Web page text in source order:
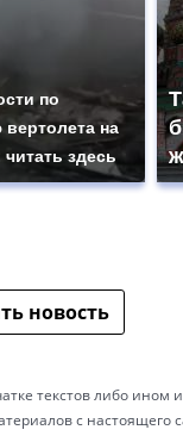
по
на
читать здесь
новость
текстов либо ином
с настоящего